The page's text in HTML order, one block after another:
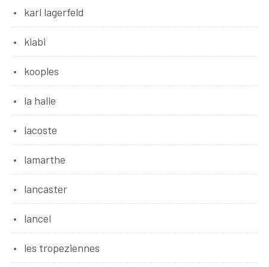
karl lagerfeld
kiabi
kooples
la halle
lacoste
lamarthe
lancaster
lancel
les tropeziennes